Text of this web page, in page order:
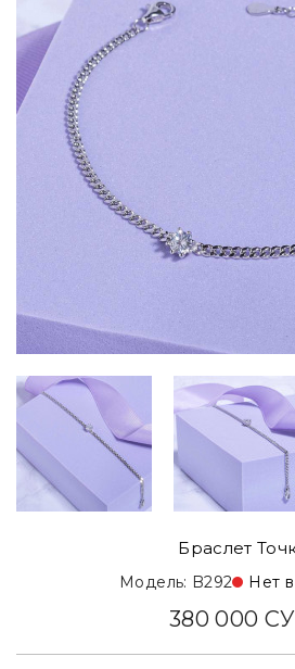
Браслет
Модель: B292 Нет
380 000